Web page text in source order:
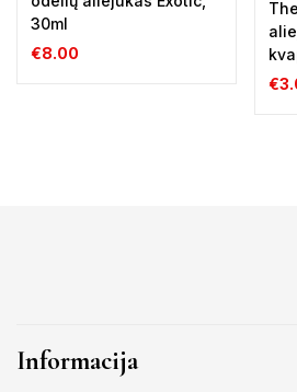
30ml
€8.00
€
Informacija